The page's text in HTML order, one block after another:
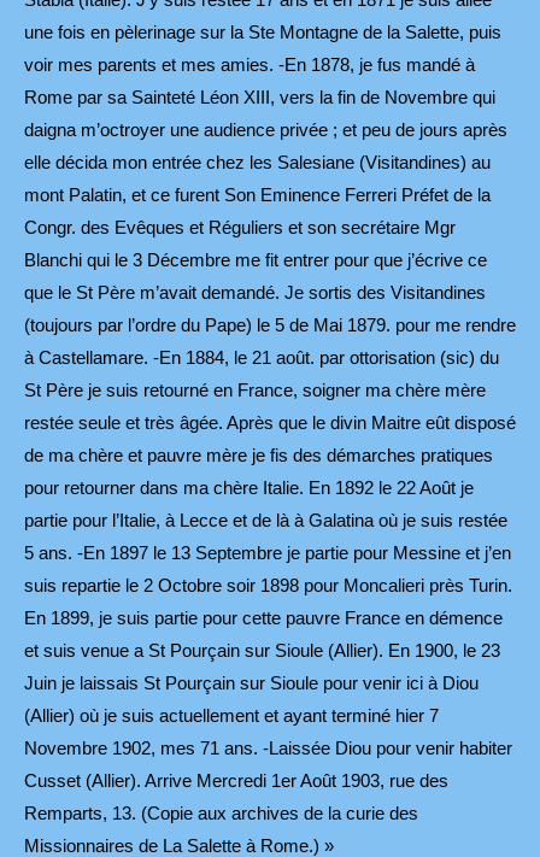
une fois en pèlerinage sur la Ste Montagne de la Salette, puis
voir mes parents et mes amies. -En 1878, je fus mandé à
Rome par sa Sainteté Léon XIII, vers la fin de Novembre qui
daigna m’octroyer une audience privée ; et peu de jours après
elle décida mon entrée chez les Salesiane (Visitandines) au
mont Palatin, et ce furent Son Eminence Ferreri Préfet de la
Congr. des Evêques et Réguliers et son secrétaire Mgr
Blanchi qui le 3 Décembre me fit entrer pour que j’écrive ce
que le St Père m’avait demandé. Je sortis des Visitandines
(toujours par l’ordre du Pape) le 5 de Mai 1879. pour me rendre
à Castellamare. -En 1884, le 21 août. par ottorisation (sic) du
St Père je suis retourné en France, soigner ma chère mère
restée seule et très âgée. Après que le divin Maitre eût disposé
de ma chère et pauvre mère je fis des démarches pratiques
pour retourner dans ma chère Italie. En 1892 le 22 Août je
partie pour l’Italie, à Lecce et de là à Galatina où je suis restée
5 ans. -En 1897 le 13 Septembre je partie pour Messine et j’en
suis repartie le 2 Octobre soir 1898 pour Moncalieri près Turin.
En 1899, je suis partie pour cette pauvre France en démence
et suis venue a St Pourçain sur Sioule (Allier). En 1900, le 23
Juin je laissais St Pourçain sur Sioule pour venir ici à Diou
(Allier) où je suis actuellement et ayant terminé hier 7
Novembre 1902, mes 71 ans. -Laissée Diou pour venir habiter
Cusset (Allier). Arrive Mercredi 1er Août 1903, rue des
Remparts, 13. (Copie aux archives de la curie des
Missionnaires de La Salette à Rome.) »